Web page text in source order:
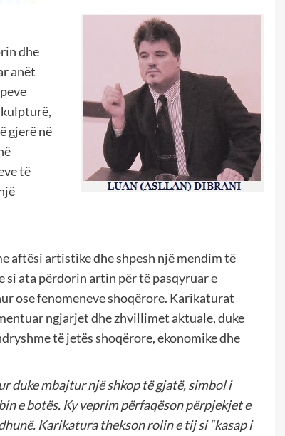
dhe
anët
gjerë në
të
aftësi artistike dhe shpesh një mendim të
ata përdorin artin për të pasqyruar e
ose fenomeneve shoqërore. Karikaturat
ngjarjet dhe zhvillimet aktuale, duke
të jetës shoqërore, ekonomike dhe
duke mbajtur një shkop të gjatë, simbol i
e botës. Ky veprim përfaqëson përpjekjet e
Karikatura thekson rolin e tij si “kasap i